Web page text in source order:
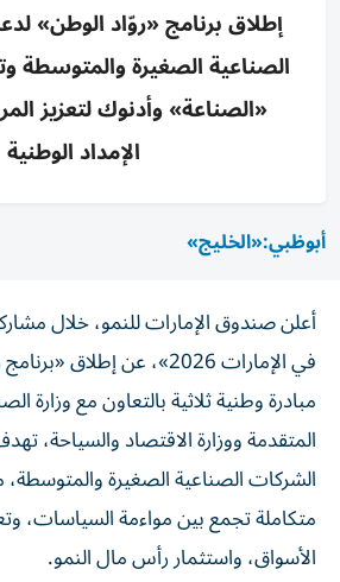
إطلاق برنامج «روّاد الوطن»
الصناعية الصغيرة والمتوسطة
«الصناعة» وأدنوك لتعزيز
الإمداد الوطنية
أبوظبي:«الخليج»
أعلن صندوق الإمارات للنمو، خلال
في الإمارات 2026»، عن
مبادرة وطنية ثلاثية بالتعاون مع وزارة
المتقدمة ووزارة الاقتصاد والسياحة،
الشركات الصناعية الصغيرة
متكاملة تجمع بين مواءمة السياسات،
الأسواق، واستثمار رأس مال النمو.